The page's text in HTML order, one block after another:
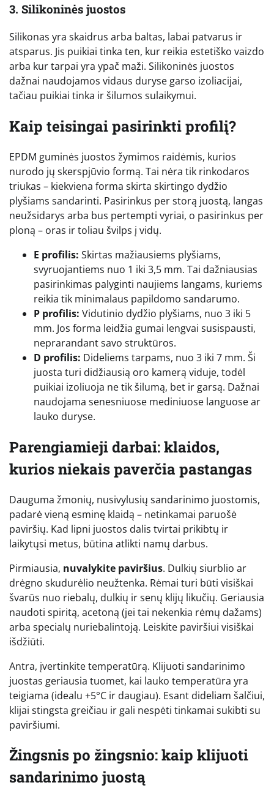
3. Silikoninės juostos
Silikonas yra skaidrus arba baltas, labai patvarus ir
atsparus. Jis puikiai tinka ten, kur reikia estetiško vaizdo
arba kur tarpai yra ypač maži. Silikoninės juostos
dažnai naudojamos vidaus duryse garso izoliacijai,
tačiau puikiai tinka ir šilumos sulaikymui.
Kaip teisingai pasirinkti profilį?
EPDM guminės juostos žymimos raidėmis, kurios
nurodo jų skerspjūvio formą. Tai nėra tik rinkodaros
triukas – kiekviena forma skirta skirtingo dydžio
plyšiams sandarinti. Pasirinkus per storą juostą, langas
neužsidarys arba bus pertempti vyriai, o pasirinkus per
ploną – oras ir toliau švilps į vidų.
E profilis: Skirtas mažiausiems plyšiams,
svyruojantiems nuo 1 iki 3,5 mm. Tai dažniausias
pasirinkimas palyginti naujiems langams, kuriems
reikia tik minimalaus papildomo sandarumo.
P profilis: Vidutinio dydžio plyšiams, nuo 3 iki 5
mm. Jos forma leidžia gumai lengvai susispausti,
neprarandant savo struktūros.
D profilis: Dideliems tarpams, nuo 3 iki 7 mm. Ši
juosta turi didžiausią oro kamerą viduje, todėl
puikiai izoliuoja ne tik šilumą, bet ir garsą. Dažnai
naudojama senesniuose mediniuose languose ar
lauko duryse.
Parengiamieji darbai: klaidos,
kurios niekais paverčia pastangas
Dauguma žmonių, nusivylusių sandarinimo juostomis,
padarė vieną esminę klaidą – netinkamai paruošė
paviršių. Kad lipni juostos dalis tvirtai prikibtų ir
laikytųsi metus, būtina atlikti namų darbus.
Pirmiausia, nuvalykite paviršius. Dulkių siurblio ar
drėgno skudurėlio neužtenka. Rėmai turi būti visiškai
švarūs nuo riebalų, dulkių ir senų klijų likučių. Geriausia
naudoti spiritą, acetoną (jei tai nekenkia rėmų dažams)
arba specialų nuriebalintoją. Leiskite paviršiui visiškai
išdžiūti.
Antra, įvertinkite temperatūrą. Klijuoti sandarinimo
juostas geriausia tuomet, kai lauko temperatūra yra
teigiama (idealu +5°C ir daugiau). Esant dideliam šalčiui,
klijai stingsta greičiau ir gali nespėti tinkamai sukibti su
paviršiumi.
Žingsnis po žingsnio: kaip klijuoti
sandarinimo juostą